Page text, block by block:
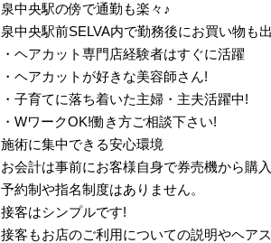
泉中央駅の傍で通勤も楽々♪
泉中央駅前SELVA内で勤務後にお買い物も
・ヘアカット専門店経験者はすぐに活躍
・ヘアカットが好きな美容師さん!
・子育てに落ち着いた主婦・主夫活躍中!
・WワークOK!働き方ご相談下さい!
施術に集中できる安心環境
お会計は事前にお客様自身で券売機から購
予約制や指名制度はありません。
接客はシンプルです!
接客もお店のご利用についての説明やヘア